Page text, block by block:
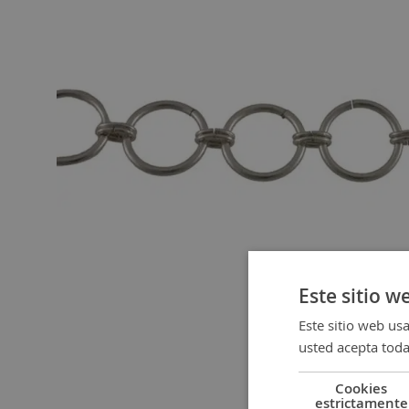
Este sitio
Este sitio web
usted acepta
Cookies
estrictamente